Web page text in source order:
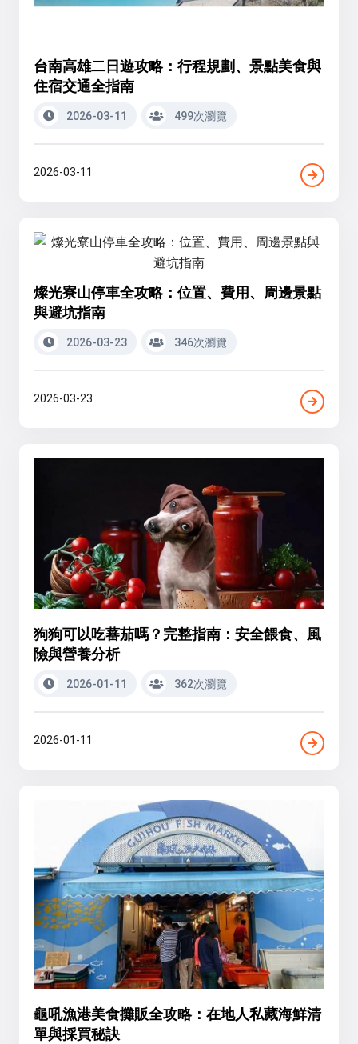
台南高雄二日遊攻略：行程規劃、景點美食與
住宿交通全指南
2026-03-11 499次瀏覽
2026-03-11
燦光寮山停車全攻略：位置、費用、周邊景點
與避坑指南
2026-03-23 346次瀏覽
2026-03-23
狗狗可以吃蕃茄嗎？完整指南：安全餵食、風
險與營養分析
2026-01-11 362次瀏覽
2026-01-11
龜吼漁港美食攤販全攻略：在地人私藏海鮮清
單與採買秘訣